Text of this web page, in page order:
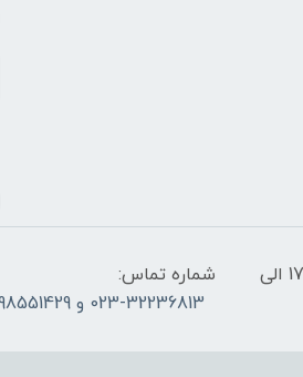
ساعات پاسخگویی: فقط روزهای غیر تعطیل از ساعت 10:00 الی 14:00 و 17:00 الی
شماره تماس:
023-32236813 و 09198551429